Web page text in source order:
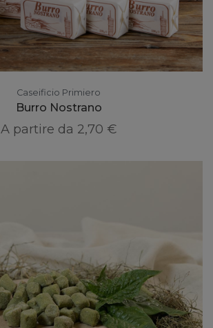
Caseificio Primiero
Burro Nostrano
A partire da 2,70 €